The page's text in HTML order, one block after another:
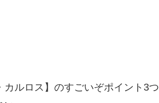
ルロス】のすごいぞポイント3つ